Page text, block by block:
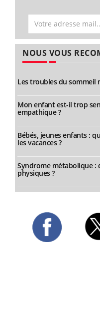
NOUS VOUS
Les troubles du sommeil
Mon enfant est-il trop
empathique ?
Bébés, jeunes enfants :
les vacances ?
Syndrome métabolique :
physiques ?